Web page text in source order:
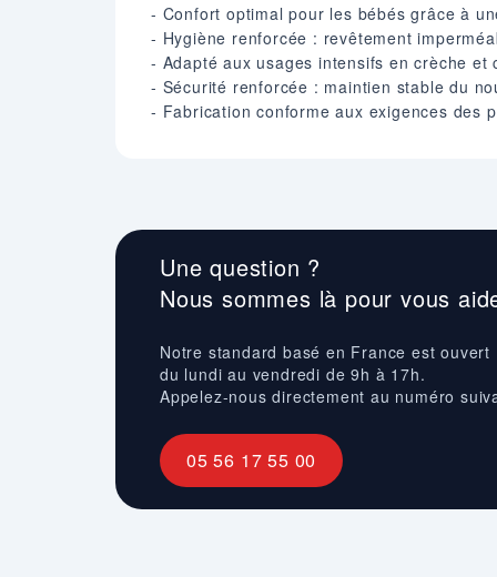
- Confort optimal pour les bébés grâce à
- Hygiène renforcée : revêtement
- Adapté aux usages intensifs en crèche et
- Sécurité renforcée : maintien stable du
- Fabrication conforme aux exigences des
Une question ?
Nous sommes là pour vous
Notre standard basé en France est ouvert
du lundi au vendredi de 9h à 17h.
Appelez-nous directement au numéro
05 56 17 55 00